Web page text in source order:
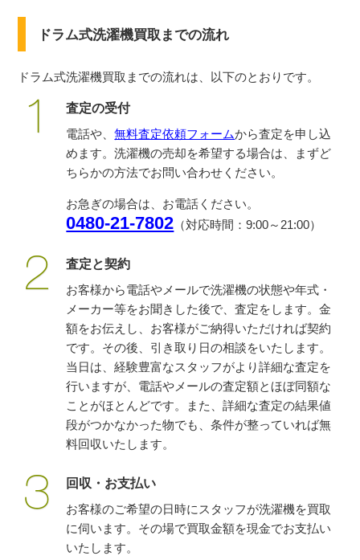
ドラム式洗濯機買取までの流れ
ドラム式洗濯機買取までの流れは、以下のとおりです。
査定の受付
電話や、無料査定依頼フォームから査定を申し込
めます。洗濯機の売却を希望する場合は、まずど
ちらかの方法でお問い合わせください。
お急ぎの場合は、お電話ください。
0480-21-7802 （対応時間：9:00～21:00）
査定と契約
お客様から電話やメールで洗濯機の状態や年式・
メーカー等をお聞きした後で、査定をします。金
額をお伝えし、お客様がご納得いただければ契約
です。その後、引き取り日の相談をいたします。
当日は、経験豊富なスタッフがより詳細な査定を
行いますが、電話やメールの査定額とほぼ同額な
ことがほとんどです。また、詳細な査定の結果値
段がつかなかった物でも、条件が整っていれば無
料回収いたします。
回収・お支払い
お客様のご希望の日時にスタッフが洗濯機を買取
に伺います。その場で買取金額を現金でお支払い
いたします。